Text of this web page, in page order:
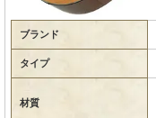
ブランド
タイプ
材質